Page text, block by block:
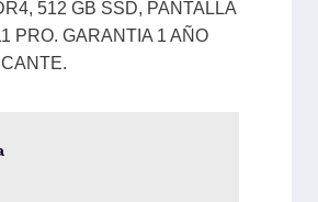
512 GB SSD, PANTALLA
PRO. GARANTIA 1 AÑO